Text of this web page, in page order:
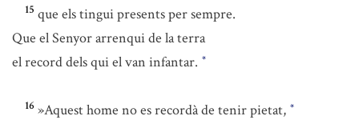
15 que els tingui presents per sempre.
Que el Senyor arrenqui de la terra
el record dels qui el van infantar. *
16 »Aquest home no es recordà de tenir pietat, *